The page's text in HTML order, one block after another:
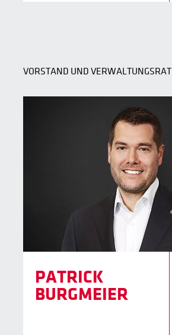
VORSTAND UND VERWALTUNGSRAT
PATRICK
BURGMEIER